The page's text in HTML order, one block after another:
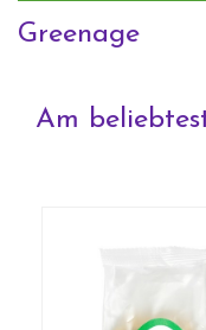
Greenage
Am